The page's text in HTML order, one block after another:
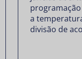
a
divisão de